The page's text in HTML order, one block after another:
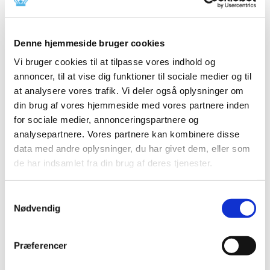
Denne hjemmeside bruger cookies
Vi bruger cookies til at tilpasse vores indhold og
annoncer, til at vise dig funktioner til sociale medier og til
at analysere vores trafik. Vi deler også oplysninger om
din brug af vores hjemmeside med vores partnere inden
for sociale medier, annonceringspartnere og
analysepartnere. Vores partnere kan kombinere disse
data med andre oplysninger, du har givet dem, eller som
de har indsamlet fra din brug af deres tjenester.
Nødvendig
Præferencer
Med nye EU-regler, der træder i kraft den 9. februar 2019,
Opdatering af produktresumeer på grund af
ændrede ATC-koder for 2019
|18. januar 2019|
Indehavere af markedsføringstilladelser til lægemidler,
der er godkendt efter den nationale procedure, den
Bevilling til at drive Haderslev Løve Apotek
| 17. januar 2019|
Lægemiddelstyrelsen har den 11. januar 2019 meddelt
Lene Kæstel bevilling til at drive Haderslev Løve Apotek.
medicin mod urinsyregigt